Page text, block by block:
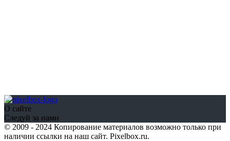
О сайте
Следуй за нами
© 2009 - 2024 Копирование материалов возможно только при
наличии ссылки на наш сайт. Pixelbox.ru.